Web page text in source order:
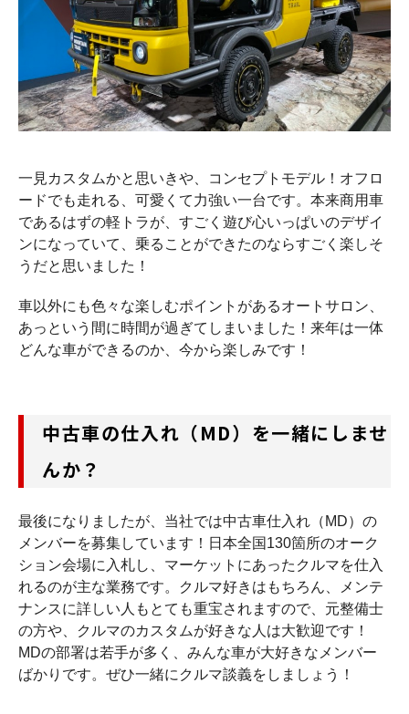
一見カスタムかと思いきや、コンセプトモデル！オフロ
ードでも走れる、可愛くて力強い一台です。本来商用車
であるはずの軽トラが、すごく遊び心いっぱいのデザイ
ンになっていて、乗ることができたのならすごく楽しそ
うだと思いました！
車以外にも色々な楽しむポイントがあるオートサロン、
あっという間に時間が過ぎてしまいました！来年は一体
どんな車ができるのか、今から楽しみです！
中古車の仕入れ（MD）を一緒にしませ
んか？
最後になりましたが、当社では中古車仕入れ（MD）の
メンバーを募集しています！日本全国130箇所のオーク
ション会場に入札し、マーケットにあったクルマを仕入
れるのが主な業務です。クルマ好きはもちろん、メンテ
ナンスに詳しい人もとても重宝されますので、元整備士
の方や、クルマのカスタムが好きな人は大歓迎です！
MDの部署は若手が多く、みんな車が大好きなメンバー
ばかりです。ぜひ一緒にクルマ談義をしましょう！